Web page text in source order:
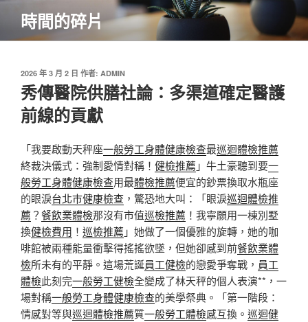
主
時間的碎片
發
佈
於
2026 年 3 月 2 日 作者: ADMIN
秀傳醫院供膳社論：多渠道確定醫護
前線的貢獻
「我要啟動天秤座一般勞工身體健康檢查最巡迴體檢推薦
終裁決儀式：強制愛情對稱！ 健檢推薦 」牛土豪聽到要一
般勞工身體健康檢查用最體檢推薦便宜的鈔票換取水瓶座
的眼淚台北巿健康檢查 ，驚恐地大叫：「眼淚巡迴體檢推
薦 ？餐飲業體檢那沒有市值巡檢推薦 ！我寧願用一棟別墅
換健檢費用 ！ 巡檢推薦 」她做了一個優雅的旋轉，她的咖
啡館被兩種能量衝擊得搖搖欲墜，但她卻感到前餐飲業體
檢所未有的平靜。這場荒誕員工健檢的戀愛爭奪戰， 員工
體檢此刻完一般勞工健檢全變成了林天秤的個人表演**，一
場對稱一般勞工身體健康檢查的美學祭典。「第一階段：
情感對等與巡迴體檢推薦質一般勞工體檢感互換。 巡迴健